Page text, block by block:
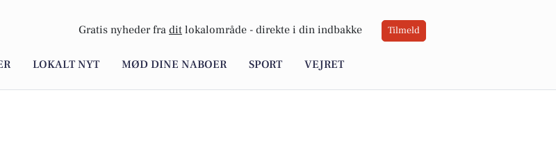
Gratis nyheder fra dit lokalområde - direkte i din indbakke Tilmeld
LOKALT NYT MØD DINE NABOER SPORT VEJRET